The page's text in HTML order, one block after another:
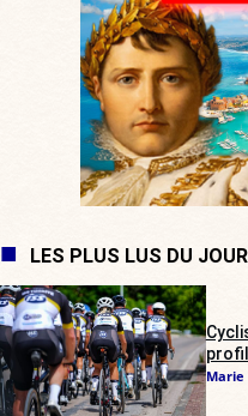
LES PLUS LUS DU JOUR
Marie